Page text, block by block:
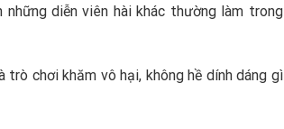
diễn viên hài khác thường làm trong
chơi khăm vô hại, không hề dính dáng gì